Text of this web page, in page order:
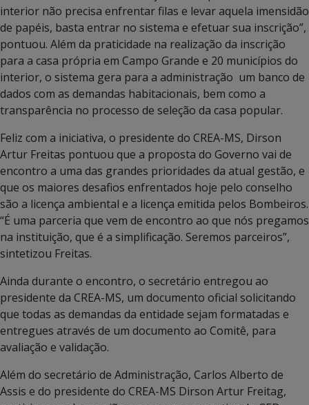
interior não precisa enfrentar filas e levar aquela imensidão
de papéis, basta entrar no sistema e efetuar sua inscrição”,
pontuou. Além da praticidade na realização da inscrição
para a casa própria em Campo Grande e 20 municípios do
interior, o sistema gera para a administração um banco de
dados com as demandas habitacionais, bem como a
transparência no processo de seleção da casa popular.
Feliz com a iniciativa, o presidente do CREA-MS, Dirson
Artur Freitas pontuou que a proposta do Governo vai de
encontro a uma das grandes prioridades da atual gestão, e
que os maiores desafios enfrentados hoje pelo conselho
são a licença ambiental e a licença emitida pelos Bombeiros.
“É uma parceria que vem de encontro ao que nós pregamos
na instituição, que é a simplificação. Seremos parceiros”,
sintetizou Freitas.
Ainda durante o encontro, o secretário entregou ao
presidente da CREA-MS, um documento oficial solicitando
que todas as demandas da entidade sejam formatadas e
entregues através de um documento ao Comitê, para
avaliação e validação.
Além do secretário de Administração, Carlos Alberto de
Assis e do presidente do CREA-MS Dirson Artur Freitag,